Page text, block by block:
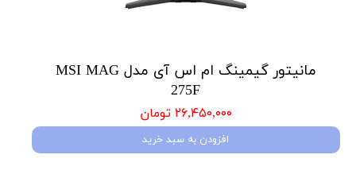
مانیتور گیمینگ ام اس آی مدل MSI MAG
275F
۲۶,۴۵۰,۰۰۰ تومان
افزودن به سبد خرید